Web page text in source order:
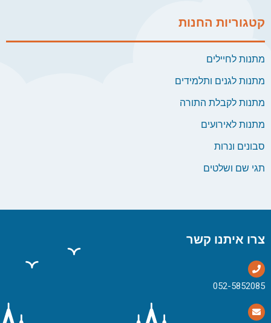
קטגוריות החנות
מתנות לחיילים
מתנות לגנים ותלמידים
מתנות לקבלת התורה
מתנות לאירועים
סבונים ונרות
תגי שם ושלטים
צרו איתנו קשר